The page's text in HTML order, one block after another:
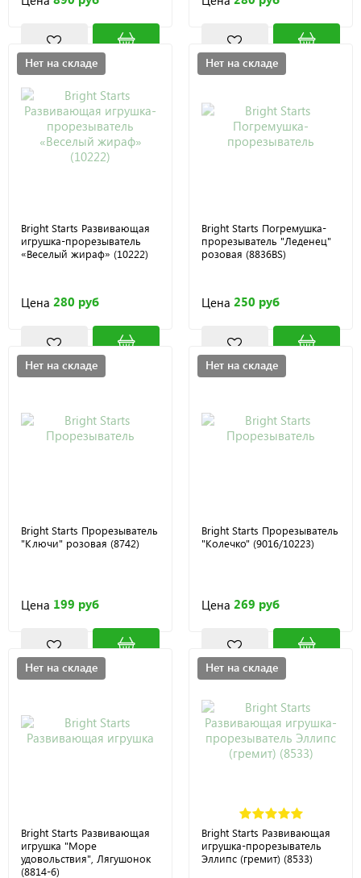
Нет на складе
Bright Starts Развивающая
игрушка-прорезыватель
«Веселый жираф» (10222)
Цена 280 руб
Нет на складе
Bright Starts Погремушка-
прорезыватель "Леденец"
розовая (8836BS)
Цена 250 руб
Нет на складе
Bright Starts Прорезыватель
"Ключи" розовая (8742)
Цена 199 руб
Нет на складе
Bright Starts Прорезыватель
"Колечко" (9016/10223)
Цена 269 руб
Нет на складе
Bright Starts Развивающая
игрушка "Море
удовольствия", Лягушонок
(8814-6)
Нет на складе
Bright Starts Развивающая
игрушка-прорезыватель
Эллипс (гремит) (8533)